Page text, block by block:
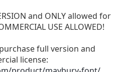
and ONLY allowed for
USE ALLOWED!
full version and
license: